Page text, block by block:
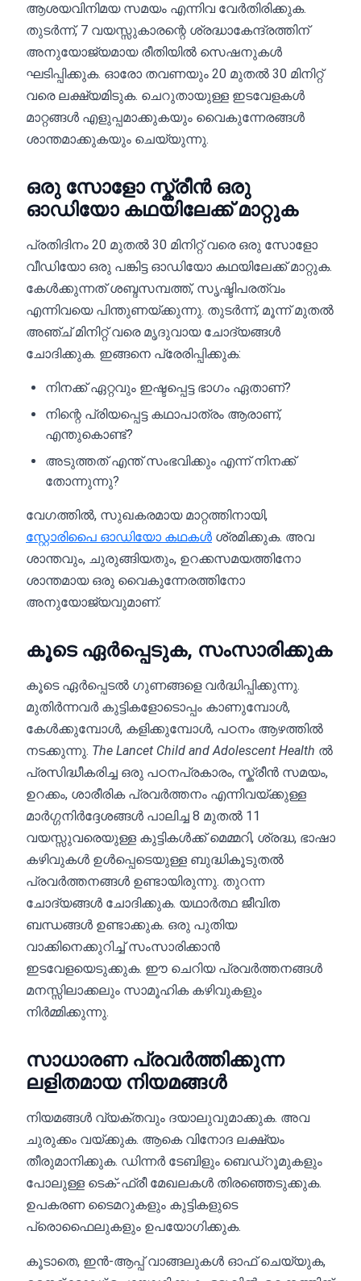
ആശയവിനിമയ സമയം എന്നിവ വേർതിരിക്കുക.
തുടർന്ന്, 7 വയസ്സുകാരന്റെ ശ്രദ്ധാകേന്ദ്രത്തിന്
അനുയോജ്യമായ രീതിയിൽ സെഷനുകൾ
ഘടിപ്പിക്കുക. ഓരോ തവണയും 20 മുതൽ 30 മിനിറ്റ്
വരെ ലക്ഷ്യമിടുക. ചെറുതായുള്ള ഇടവേളകൾ
മാറ്റങ്ങൾ എളുപ്പമാക്കുകയും വൈകുന്നേരങ്ങൾ
ശാന്തമാക്കുകയും ചെയ്യുന്നു.
ഒരു സോളോ സ്ക്രീൻ ഒരു
ഓഡിയോ കഥയിലേക്ക് മാറ്റുക
പ്രതിദിനം 20 മുതൽ 30 മിനിറ്റ് വരെ ഒരു സോളോ
വീഡിയോ ഒരു പങ്കിട്ട ഓഡിയോ കഥയിലേക്ക് മാറ്റുക.
കേൾക്കുന്നത് ശബ്ദസമ്പത്ത്, സൃഷ്ടിപരത്വം
എന്നിവയെ പിന്തുണയ്ക്കുന്നു. തുടർന്ന്, മൂന്ന് മുതൽ
അഞ്ച് മിനിറ്റ് വരെ മൃദുവായ ചോദ്യങ്ങൾ
ചോദിക്കുക. ഇങ്ങനെ പ്രേരിപ്പിക്കുക:
നിനക്ക് ഏറ്റവും ഇഷ്ടപ്പെട്ട ഭാഗം ഏതാണ്?
നിന്റെ പ്രിയപ്പെട്ട കഥാപാത്രം ആരാണ്,
എന്തുകൊണ്ട്?
അടുത്തത് എന്ത് സംഭവിക്കും എന്ന് നിനക്ക്
തോന്നുന്നു?
വേഗത്തിൽ, സുഖകരമായ മാറ്റത്തിനായി,
സ്റ്റോരിപൈ ഓഡിയോ കഥകൾ ശ്രമിക്കുക. അവ
ശാന്തവും, ചുരുങ്ങിയതും, ഉറക്കസമയത്തിനോ
ശാന്തമായ ഒരു വൈകുന്നേരത്തിനോ
അനുയോജ്യവുമാണ്.
കൂടെ ഏർപ്പെടുക, സംസാരിക്കുക
കൂടെ ഏർപ്പെടൽ ഗുണങ്ങളെ വർദ്ധിപ്പിക്കുന്നു.
മുതിർന്നവർ കുട്ടികളോടൊപ്പം കാണുമ്പോൾ,
കേൾക്കുമ്പോൾ, കളിക്കുമ്പോൾ, പഠനം ആഴത്തിൽ
നടക്കുന്നു. The Lancet Child and Adolescent Health ൽ
പ്രസിദ്ധീകരിച്ച ഒരു പഠനപ്രകാരം, സ്ക്രീൻ സമയം,
ഉറക്കം, ശാരീരിക പ്രവർത്തനം എന്നിവയ്ക്കുള്ള
മാർഗ്ഗനിർദ്ദേശങ്ങൾ പാലിച്ച 8 മുതൽ 11
വയസ്സുവരെയുള്ള കുട്ടികൾക്ക് മെമ്മറി, ശ്രദ്ധ, ഭാഷാ
കഴിവുകൾ ഉൾപ്പെടെയുള്ള ബുദ്ധികൂടുതൽ
പ്രവർത്തനങ്ങൾ ഉണ്ടായിരുന്നു. തുറന്ന
ചോദ്യങ്ങൾ ചോദിക്കുക. യഥാർത്ഥ ജീവിത
ബന്ധങ്ങൾ ഉണ്ടാക്കുക. ഒരു പുതിയ
വാക്കിനെക്കുറിച്ച് സംസാരിക്കാൻ
ഇടവേളയെടുക്കുക. ഈ ചെറിയ പ്രവർത്തനങ്ങൾ
മനസ്സിലാക്കലും സാമൂഹിക കഴിവുകളും
നിർമ്മിക്കുന്നു.
സാധാരണ പ്രവർത്തിക്കുന്ന
ലളിതമായ നിയമങ്ങൾ
നിയമങ്ങൾ വ്യക്തവും ദയാലുവുമാക്കുക. അവ
ചുരുക്കം വയ്ക്കുക. ആകെ വിനോദ ലക്ഷ്യം
തീരുമാനിക്കുക. ഡിന്നർ ടേബിളും ബെഡ്റൂമുകളും
പോലുള്ള ടെക്-ഫ്രീ മേഖലകൾ തിരഞ്ഞെടുക്കുക.
ഉപകരണ ടൈമറുകളും കുട്ടികളുടെ
പ്രൊഫൈലുകളും ഉപയോഗിക്കുക.
കൂടാതെ, ഇൻ-ആപ്പ് വാങ്ങലുകൾ ഓഫ് ചെയ്യുക,